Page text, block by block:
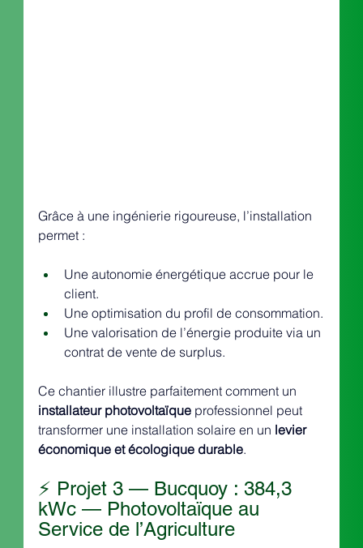
Grâce à une ingénierie rigoureuse, l’installation
permet :
Une autonomie énergétique accrue pour le
client.
Une optimisation du profil de consommation.
Une valorisation de l’énergie produite via un
contrat de vente de surplus.
Ce chantier illustre parfaitement comment un
installateur photovoltaïque professionnel peut
transformer une installation solaire en un levier
économique et écologique durable.
⚡️ Projet 3 — Bucquoy : 384,3
kWc — Photovoltaïque au
Service de l’Agriculture